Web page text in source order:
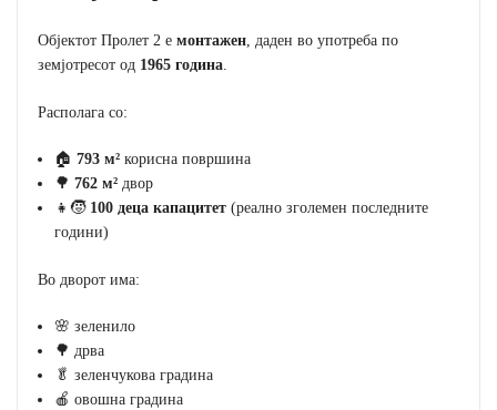
Објектот Пролет 2 е монтажен, даден во употреба по
земјотресот од 1965 година.
Располага со:
🏠 793 м²корисна површина
🌳 762 м²двор
👧🧒 100 деца капацитет(реално зголемен последните
години)
Во дворот има:
🌸 зеленило
🌳 дрва
🥬 зеленчукова градина
🍎 овошна градина